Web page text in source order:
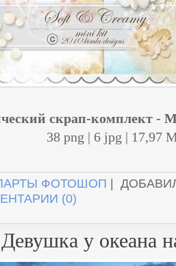
скрап-комплект -
38 png | 6 jpg | 17,97
ФОТОШОП |
(0)
у океана